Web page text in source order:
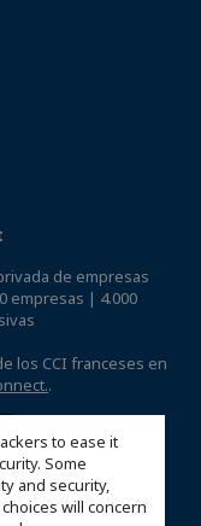
to ease it
Some
and security,
will concern
de empresas
empresas | 4.000
los CCI franceses en
.